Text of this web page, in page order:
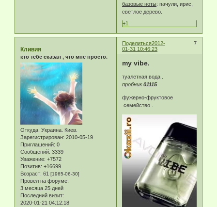
базовые ноты: пачули, ирис,
светлое дерево.
+1
Поделиться 7
2012-
01-31 10:46:23
Кливия
кто тебе сказал , что мне просто.
Откуда: Украина. Киев.
Зарегистрирован: 2010-05-19
Приглашений: 0
Сообщений: 3339
Уважение: +7572
Позитив: +16699
Возраст: 61 [1965-06-30]
Провел на форуме:
3 месяца 25 дней
Последний визит:
2020-01-21 04:12:18
my vibe.
туалетная вода .
пробник01115
фужерно-фруктовое
семейство .